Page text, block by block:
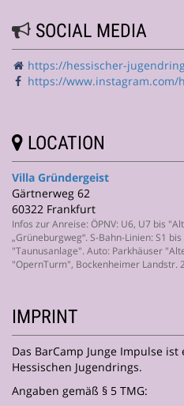
SOCIAL MEDIA
https://hessischer-
https://www.instagram.com/
LOCATION
Villa Gründergeist
Gärtnerweg 62
60322 Frankfurt
Infos zur Anreise: ÖPNV: U6, U7 bis
„Grüneburgweg“. S-Bahn-Linien: S1
"Taunusanlage". Auto: Parkhäuser
"OpernTurm", Bockenheimer Landstr.
IMPRINT
Das BarCamp Junge Impulse
Hessischen Jugendrings.
Angaben gemäß § 5 TMG: